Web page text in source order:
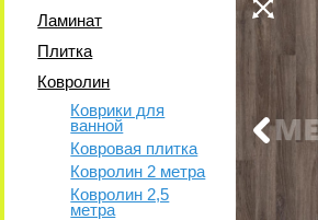
Ламинат
Плитка
Ковролин
Коврики для
ванной
Ковровая плитка
Ковролин 2 метра
Ковролин 2,5
метра